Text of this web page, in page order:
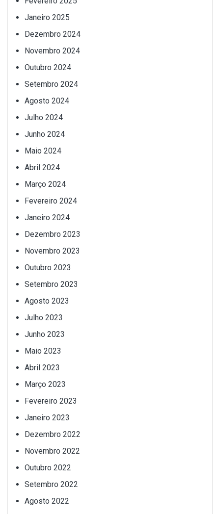
Janeiro 2025
Dezembro 2024
Novembro 2024
Outubro 2024
Setembro 2024
Agosto 2024
Julho 2024
Junho 2024
Maio 2024
Abril 2024
Março 2024
Fevereiro 2024
Janeiro 2024
Dezembro 2023
Novembro 2023
Outubro 2023
Setembro 2023
Agosto 2023
Julho 2023
Junho 2023
Maio 2023
Abril 2023
Março 2023
Fevereiro 2023
Janeiro 2023
Dezembro 2022
Novembro 2022
Outubro 2022
Setembro 2022
Agosto 2022